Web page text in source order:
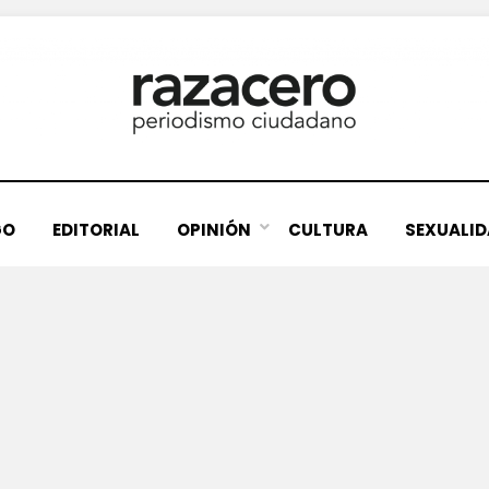
EDITORIAL OPINIÓN CULTURA